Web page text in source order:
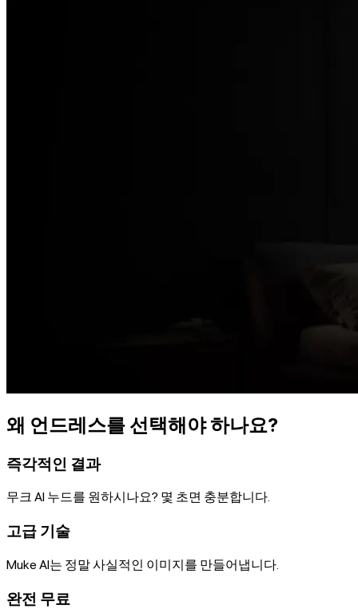
왜 언드레스를 선택해야 하나요?
즉각적인 결과
무크 AI 누드를 원하시나요? 몇 초면 충분합니다.
고급 기술
Muke AI는 정말 사실적인 이미지를 만들어냅니다.
완전 무료